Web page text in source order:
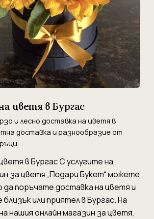
цветя в Бургас
и лесно доставка на цветя в
доставка и разнообразие от
в Бургас С услугите на
за цветя „Подари Букет“ можете
да поръчате доставка на цветя и
или приятел в Бургас. На
нашия онлайн магазин за цветя,